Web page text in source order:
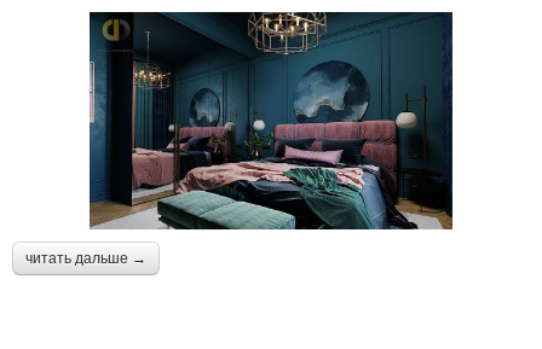
читать дальше →